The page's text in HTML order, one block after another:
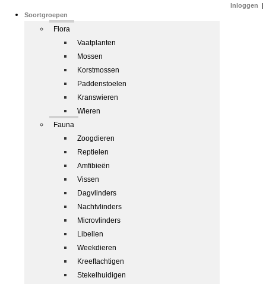
Soortgroepen
Flora
Vaatplanten
Mossen
Korstmossen
Paddenstoelen
Kranswieren
Wieren
Fauna
Zoogdieren
Reptielen
Amfibieën
Vissen
Dagvlinders
Nachtvlinders
Microvlinders
Libellen
Weekdieren
Kreeftachtigen
Stekelhuidigen
Inloggen |